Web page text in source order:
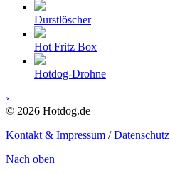
Durstlöscher
Hot Fritz Box
Hotdog-Drohne
›
© 2026 Hotdog.de
Kontakt & Impressum /Datenschutz
Nach oben